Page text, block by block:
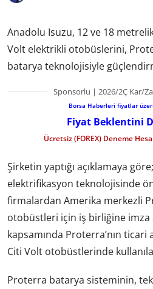
Anadolu Isuzu, 12 ve 18
Volt elektrikli otobüslerini,
batarya teknolojisiyle
Sponsorlu | 2026/2Ç Kar/
Borsa Haberleri fiyatlar
Fiyat Beklentini
Ücretsiz (FOREX) Deneme
Şirketin yaptığı açıklamaya
elektrifikasyon teknolojisinde
firmalardan Amerika merkezli
otobüstleri için iş birliğine imza
kapsamında Proterra’nın
Citi Volt otobüstlerinde
Proterra batarya sisteminin,